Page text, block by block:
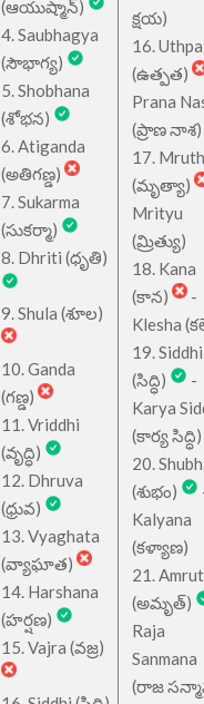
(ఆయుష్మాన్)
4. Saubhagya
(సౌభాగ్య)
5. Shobhana
(శోభన)
6. Atiganda
(అతిగణ్డ)
7. Sukarma
(సుకర్మా)
8. Dhriti (ధృతి)
9. Shula (శూల)
10. Ganda
(గణ్డ)
11. Vriddhi
(వృద్ధి)
12. Dhruva
(ధ్రువ)
13. Vyaghata
(వ్యాఘాత)
14. Harshana
(హర్షణ)
15. Vajra (వజ్ర)
క్షయ)
16.
(ఉత్పత)
Prana
(ప్రాణ నాశ)
17.
(మృత్యా)
Mrityu
(మ్రిత్యు)
18. Kana
(కాన)
-
Klesha
19. Siddhi
(సిద్ధి)
-
Karya
(కార్య సిద్ధి)
20.
(శుభం)
Kalyana
(కళ్యాణ)
21.
(అమృత్)
Raja
Sanmana
(రాజ